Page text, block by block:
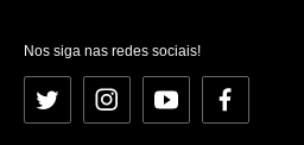
Nos siga nas redes sociais!
Twitter InstagramYouTubeFacebook